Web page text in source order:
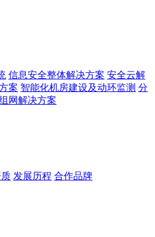
信息安全整体解决方案 安全云解
案 智能化机房建设及动环监测 分
网解决方案
发展历程 合作品牌